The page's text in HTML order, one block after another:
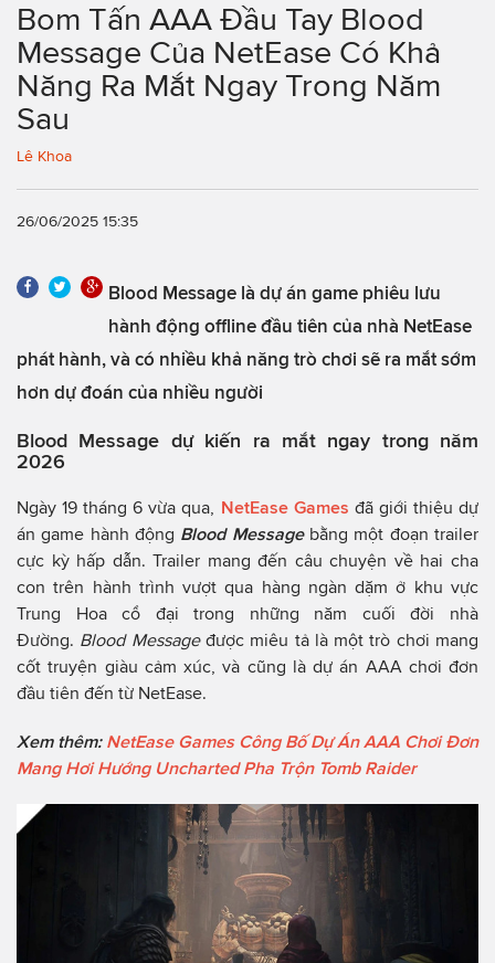
Bom Tấn AAA Đầu Tay Blood
Message Của NetEase Có Khả
Năng Ra Mắt Ngay Trong Năm
Sau
Lê Khoa
26/06/2025 15:35
Blood Message là dự án game phiêu lưu
hành động offline đầu tiên của nhà NetEase
phát hành, và có nhiều khả năng trò chơi sẽ ra mắt sớm
hơn dự đoán của nhiều người
Blood Message dự kiến ra mắt ngay trong năm
2026
Ngày 19 tháng 6 vừa qua, NetEase Games đã giới thiệu dự
án game hành động Blood Messagebằng một đoạn trailer
cực kỳ hấp dẫn. Trailer mang đến câu chuyện về hai cha
con trên hành trình vượt qua hàng ngàn dặm ở khu vực
Trung Hoa cổ đại trong những năm cuối đời nhà
Đường. Blood Messageđược miêu tả là một trò chơi mang
cốt truyện giàu cảm xúc, và cũng là dự án AAA chơi đơn
đầu tiên đến từ NetEase.
Xem thêm: NetEase Games Công Bố Dự Án AAA Chơi Đơn
Mang Hơi Hướng Uncharted Pha Trộn Tomb Raider